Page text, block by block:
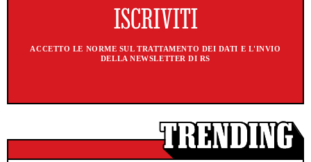
ACCETTO LE NORME SUL TRATTAMENTO DEI DATI E L'INVIO
DELLA NEWSLETTER DI RS